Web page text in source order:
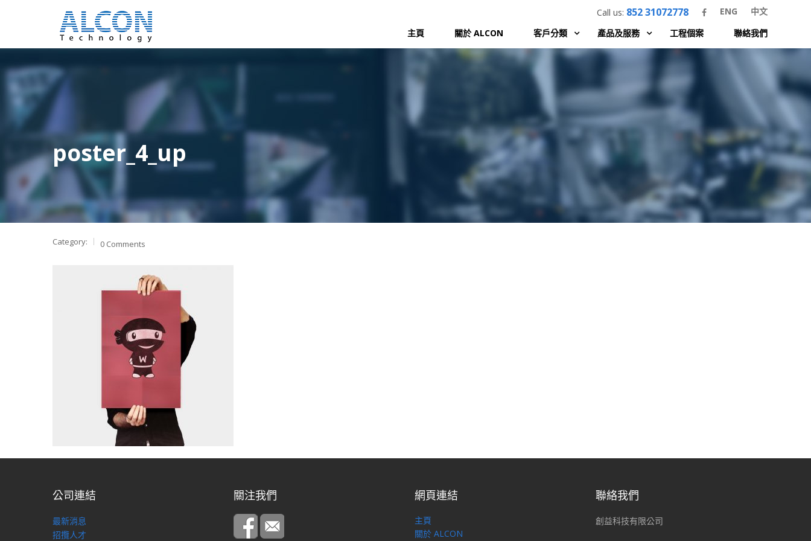
Call us: 852 31072778 ENG
中文
主頁
關於 ALCON 客戶分類 產品及服務 工程個案 聯絡我們
poster_4_up
Category: 0 Comments
公司連結
最新消息
招攬人才
關注我們 網頁連結
主頁
關於 ALCON
聯絡我們
創益科技有限公司